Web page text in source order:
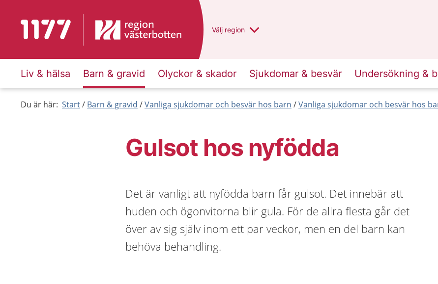
Till startsidan för 1177 Du har valt region
Välj en annan
region
Liv & hälsa Barn & gravid Olyckor & skador Sjukdomar & besvär Undersökning &
Du är här: Start Barn & gravid Vanliga sjukdomar och besvär hos barn Vanliga sjukdomar och besvär hos
Gulsot hos nyfödda
Det är vanligt att nyfödda barn får gulsot. Det innebär att
huden och ögonvitorna blir gula. För de allra flesta går det
över av sig själv inom ett par veckor, men en del barn kan
behöva behandling.